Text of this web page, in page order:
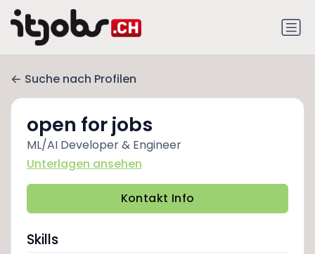
Suche nach Profilen
open for jobs
ML/AI Developer & Engineer
Unterlagen ansehen
Kontakt Info
Skills